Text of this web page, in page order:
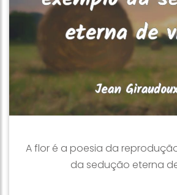
A flor é a poesia da
da sedução eterna